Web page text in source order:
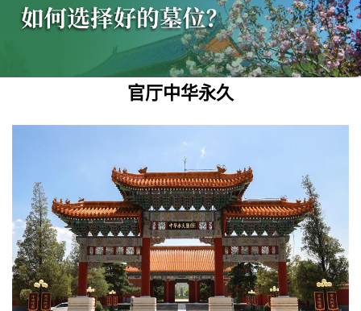
官厅中华永久